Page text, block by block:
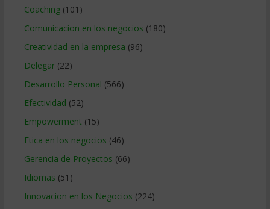
Coaching(101)
Comunicacion en los negocios (180)
Creatividad en la empresa (96)
Delegar(22)
Desarrollo Personal (566)
Efectividad (52)
Empowerment (15)
Etica en los negocios (46)
Gerencia de Proyectos (66)
Idiomas (51)
Innovacion en los Negocios (224)